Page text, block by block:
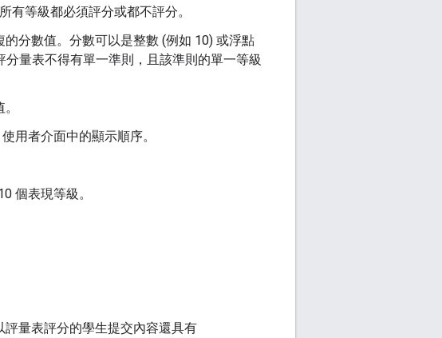
有等級都必須評分或都不評分。
分數值。分數可以是整數 (例如 10) 或浮點
量表不得有單一準則，且該準則的單一等級
用者介面中的顯示順序。
個表現等級。
評量表評分的學生提交內容還具有